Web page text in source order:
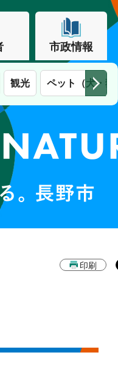
市政情報
観光 ペット（犬・猫
印刷